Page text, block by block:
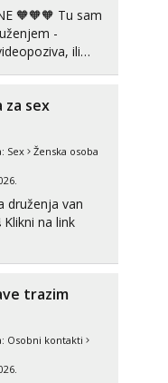
oslobodi
oslobodi
🧡🧡🧡 Tu sam
-
ili
sam
za sex
Sex
Ženska osoba
druženja van
trazim
Osobni kontakti